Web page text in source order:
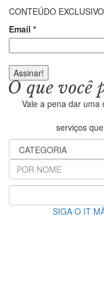
CONTEÚDO
Email *
Vale a pena dar uma
serviços
SIGA O IT